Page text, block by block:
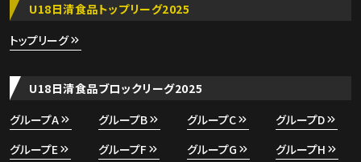
U18日清食品トップリーグ2025
トップリーグ
U18日清食品ブロックリーグ2025
グループA
グループB グループC
グループD
グループE
グループF グループG グループH